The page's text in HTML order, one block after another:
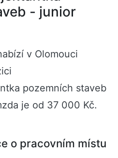
- junior
v Olomouci
pozemních staveb
je od 37 000 Kč.
o pracovním místu